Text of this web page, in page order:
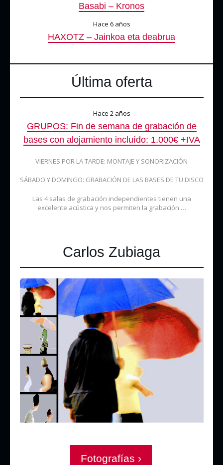
Basabi – Kronos
Hace 6 años
HAXOTZ – Jainkoa eta deabrua
Última oferta
Hace 2 años
GRUPOS: Fin de semana de grabación de
bases con alojamiento incluído: 1.000€ +IVA
VIERNES POR LA TARDE: MONTAJE Y SONORIZACIÓN
SÁBADO Y DOMINGO: GRABACIÓN DE LAS BASES DE TU DISCO
Las 4 salas de grabación independientes tienen una
excelente acústica y nos permiten la grabación …
Carlos Zubiaga
Fotografías ›